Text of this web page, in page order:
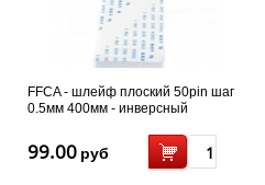
FFCA - шлейф плоский 50pin шаг
0.5мм 400мм - инверсный
99.00 руб